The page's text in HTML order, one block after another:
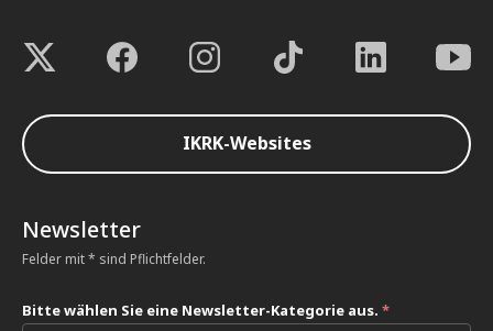
IKRK-Websites
Newsletter
Felder mit * sind Pflichtfelder.
Bitte wählen Sie eine Newsletter-Kategorie aus. *